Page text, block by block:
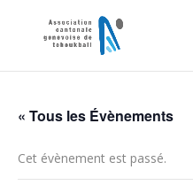
« Tous les Évènements
Cet évènement est passé.